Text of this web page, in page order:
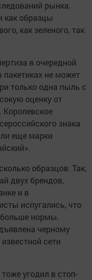
рынка.
как образцы
как зеленого, так
в очередной
пакетиках не может
только одна пыль с
оценку от
Королевское
знака
еще марки
образцов. Так,
двух брендов,
и в
испугались, что
больше нормы.
черному
сети
угодил в стоп-